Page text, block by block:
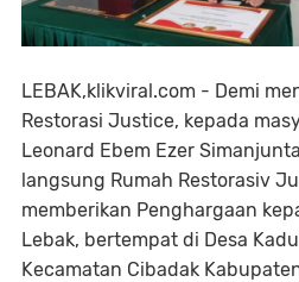
LEBAK,klikviral.com - Demi
Restorasi Justice, kepada
Leonard Ebem Ezer
langsung Rumah Restorasiv
memberikan Penghargaan
Lebak, bertempat di Desa
Kecamatan Cibadak